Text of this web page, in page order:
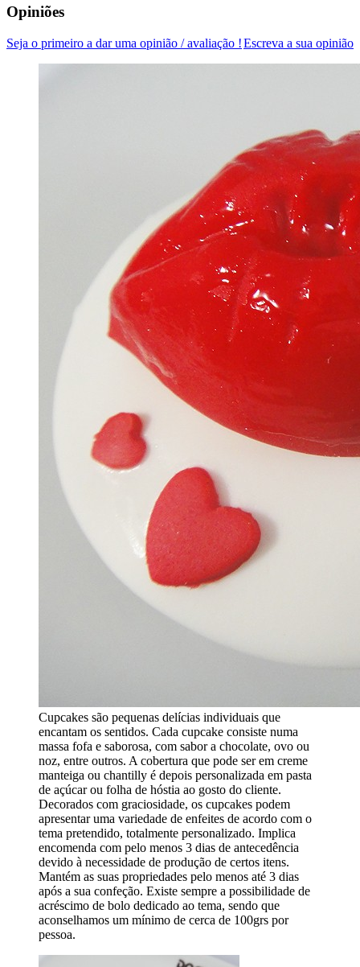
Opiniões
Escreva a sua opinião
Seja o primeiro a dar uma opinião / avaliação !
Cupcakes são pequenas delícias individuais que
encantam os sentidos. Cada cupcake consiste numa
massa fofa e saborosa, com sabor a chocolate, ovo ou
noz, entre outros. A cobertura que pode ser em creme
manteiga ou chantilly é depois personalizada em pasta
de açúcar ou folha de hóstia ao gosto do cliente.
Decorados com graciosidade, os cupcakes podem
apresentar uma variedade de enfeites de acordo com o
tema pretendido, totalmente personalizado. Implica
encomenda com pelo menos 3 dias de antecedência
devido à necessidade de produção de certos itens.
Mantém as suas propriedades pelo menos até 3 dias
após a sua confeção. Existe sempre a possibilidade de
acréscimo de bolo dedicado ao tema, sendo que
aconselhamos um mínimo de cerca de 100grs por
pessoa.